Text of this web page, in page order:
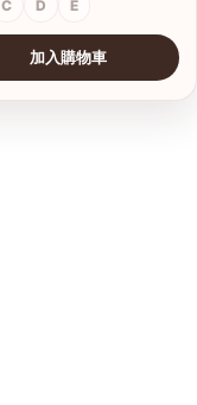
C D E
加入購物車